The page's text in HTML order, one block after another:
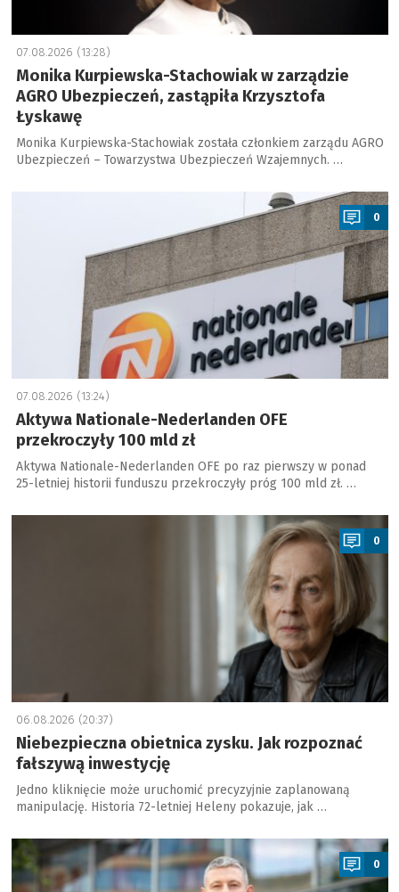
07.08.2026 (13:28)
Monika Kurpiewska-Stachowiak w zarządzie
AGRO Ubezpieczeń, zastąpiła Krzysztofa
Łyskawę
Monika Kurpiewska-Stachowiak została członkiem zarządu AGRO
Ubezpieczeń – Towarzystwa Ubezpieczeń Wzajemnych. …
0
07.08.2026 (13:24)
Aktywa Nationale-Nederlanden OFE
przekroczyły 100 mld zł
Aktywa Nationale-Nederlanden OFE po raz pierwszy w ponad
25-letniej historii funduszu przekroczyły próg 100 mld zł. …
a
0
06.08.2026 (20:37)
Niebezpieczna obietnica zysku. Jak rozpoznać
fałszywą inwestycję
Jedno kliknięcie może uruchomić precyzyjnie zaplanowaną
manipulację. Historia 72-letniej Heleny pokazuje, jak …
a
0